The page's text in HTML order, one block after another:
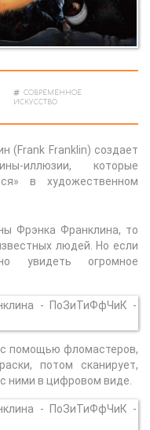
СОВРЕМЕННОЕ
ИСКУССТВО
(Frank Franklin) создает
иллюзии, которые
в художественном
Фрэнка Франклина, то
людей. Но если
увидеть огромное
помощью фломастеров,
потом сканирует,
ними в цифровом виде.